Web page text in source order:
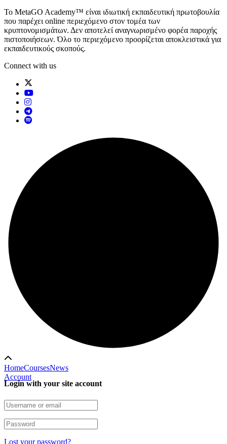
Το MetaGO Academy™ είναι ιδιωτική εκπαιδευτική πρωτοβουλία
που παρέχει online περιεχόμενο στον τομέα των
κρυπτονομισμάτων. Δεν αποτελεί αναγνωρισμένο φορέα παροχής
πιστοποιήσεων. Όλο το περιεχόμενο προορίζεται αποκλειστικά για
εκπαιδευτικούς σκοπούς.
Connect with us
HomeCoursesNews
Account
Login with your site account
Lost your password?